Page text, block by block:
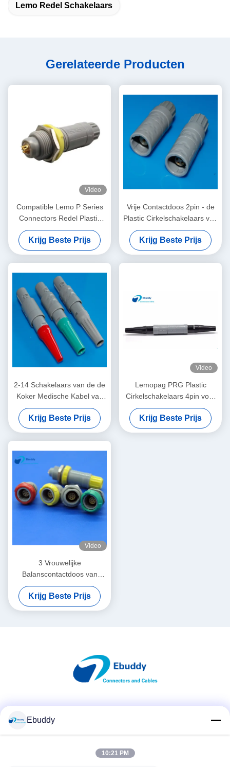
Lemo Redel Schakelaars
Gerelateerde Producten
Video
Compatible Lemo P Series
Connectors Redel Plastic
Push-Pull Self-Locking
Connectors for Medical
Devices
Krijg Beste Prijs
Vrije Contactdoos 2pin - de
Plastic Cirkelschakelaars van
14pin voor Kabelverbinding
Krijg Beste Prijs
2-14 Schakelaars van de de
Koker Medische Kabel van
Redel PAG van speld de
Plastic Cirkelschakelaars
voor Geduldige Monitor
Krijg Beste Prijs
Video
Lemopag PRG Plastic
Cirkelschakelaars 4pin voor
de Sonde van de
Bloedzuurstof
Krijg Beste Prijs
Video
3 Vrouwelijke
Balanscontactdoos van
speld de Plastic
Cirkelschakelaars voor PCB-
Lassen
Krijg Beste Prijs
Snel contact
Ebuddy
10:21 PM